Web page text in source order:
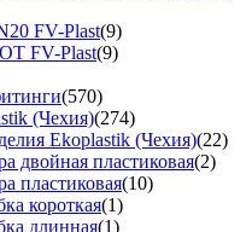
FV-Plast(9)
FV-Plast(9)
(570)
(Чехия)(274)
Ekoplastik (Чехия)(22)
двойная пластиковая(2)
пластиковая(10)
короткая(1)
длинная(1)